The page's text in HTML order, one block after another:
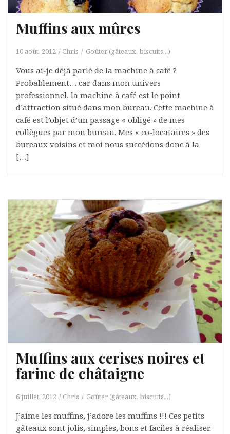
Muffins aux mûres
10 août, 2012 Chris Goûter (gâteaux, biscuits...)
Vous ai-je déjà parlé de la machine à café ?
Probablement… car dans mon univers
professionnel, la machine à café est le point
d’attraction situé dans mon bureau. Cette machine à
café est l’objet d’un passage « obligé » de mes
collègues par mon bureau. Mes « co-locataires » des
bureaux voisins et moi nous succédons donc à la
[…]
Muffins aux cerises noires et
farine de châtaigne
6 juillet, 2012 Chris Goûter (gâteaux, biscuits...)
J’aime les muffins, j’adore les muffins !!! Ces petits
gâteaux sont jolis, simples, bons et faciles à réaliser.